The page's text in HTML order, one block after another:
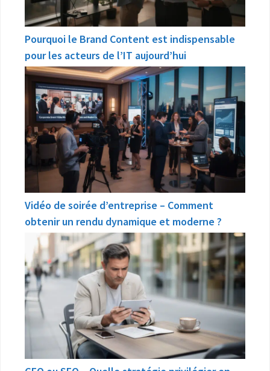
Pourquoi le Brand Content est indispensable
pour les acteurs de l’IT aujourd’hui
Vidéo de soirée d’entreprise – Comment
obtenir un rendu dynamique et moderne ?